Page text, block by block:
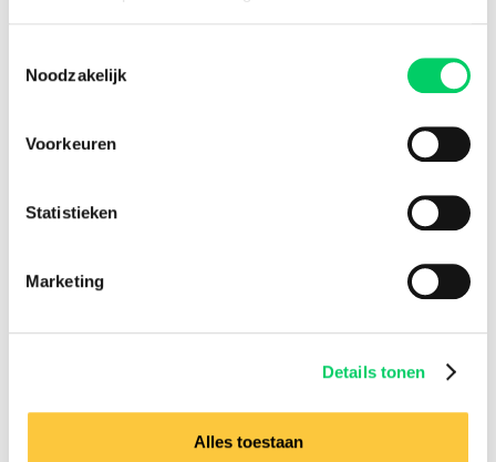
Noodzakelijk
Voorkeuren
Statistieken
Marketing
Details tonen
Alles toestaan
Zitplaatsen
Amsterdam, Antwerpen, Brussel,
Samenreisgarantie